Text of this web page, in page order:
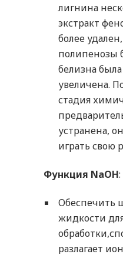
лигнина
экстракт
более
полипенозы
белизна
увеличена.
стадия
устранена,
играть свою
Функция NaOH:
Обеспечить
жидкости
разлагает